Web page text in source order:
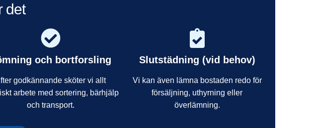
det
och bortforsling
godkännande sköter vi allt
arbete med sortering, bärhjälp
och transport.
Slutstädning (vid behov)
Vi kan även lämna bostaden redo för
försäljning, uthyrning eller
överlämning.